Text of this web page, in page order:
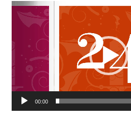
Video-
Player
00:00